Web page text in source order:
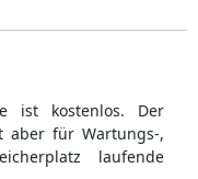
ist kostenlos. Der
aber für Wartungs-,
laufende